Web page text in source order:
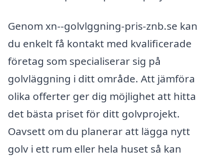
Genom xn--golvlggning-pris-znb.se kan
du enkelt få kontakt med kvalificerade
företag som specialiserar sig på
golvläggning i ditt område. Att jämföra
olika offerter ger dig möjlighet att hitta
det bästa priset för ditt golvprojekt.
Oavsett om du planerar att lägga nytt
golv i ett rum eller hela huset så kan